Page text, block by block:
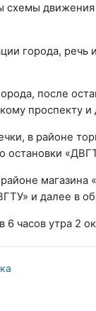
города,
после
проспекту
в районе
остановки
и далее в
часов утра 2